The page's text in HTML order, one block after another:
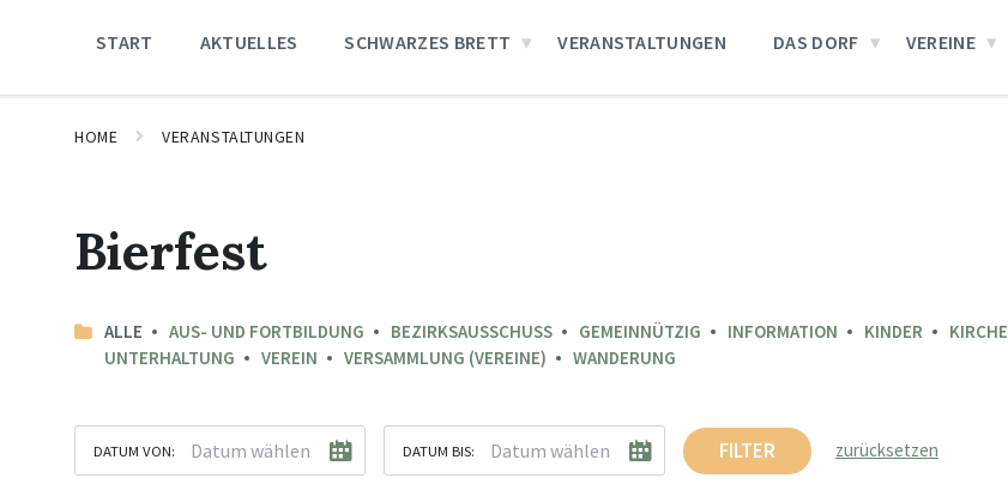
START AKTUELLES SCHWARZES BRETT VERANSTALTUNGEN DAS DORF VEREINE
HOME VERANSTALTUNGEN
Bierfest
ALLE AUS- UND FORTBILDUNG BEZIRKSAUSSCHUSS GEMEINNÜTZIG INFORMATION KINDER KIRCHE
UNTERHALTUNG
VEREIN VERSAMMLUNG (VEREINE) WANDERUNG
DATUM VON: DATUM BIS: FILTER zurücksetzen